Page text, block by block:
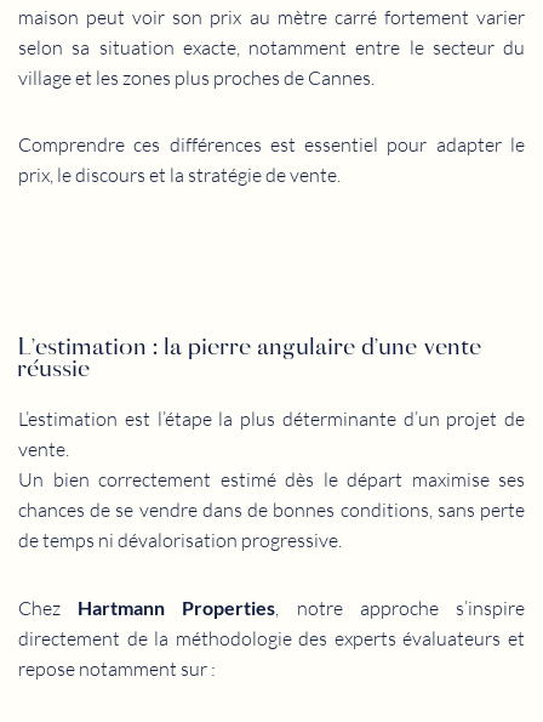
maison peut voir son prix au mètre carré fortement varier
selon sa situation exacte, notamment entre le secteur du
village et les zones plus proches de Cannes.
Comprendre ces différences est essentiel pour adapter le
prix, le discours et la stratégie de vente.
L’estimation : la pierre angulaire d’une vente
réussie
L’estimation est l’étape la plus déterminante d’un projet de
vente.
Un bien correctement estimé dès le départ maximise ses
chances de se vendre dans de bonnes conditions, sans perte
de temps ni dévalorisation progressive.
Chez Hartmann Properties , notre approche s’inspire
directement de la méthodologie des experts évaluateurs et
repose notamment sur :